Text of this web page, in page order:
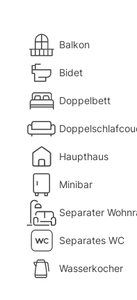
Balkon
Bidet
Doppelbett
Haupthaus
Minibar
Separater
Separates WC
Wasserkocher